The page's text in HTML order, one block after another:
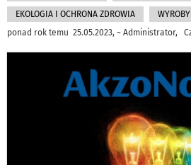
EKOLOGIA I OCHRONA ZDROWIA
ponad rok temu 25.05.2023, ~ Administrator,